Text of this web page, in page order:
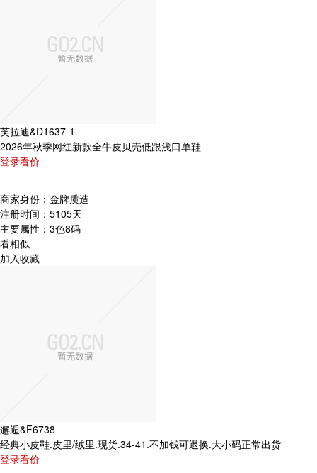
芙拉迪&D1637-1
2026年秋季网红新款全牛皮贝壳低跟浅口单鞋
登录看价
商家身份： 金牌质造
注册时间： 5105天
主要属性： 3色8码
看相似
加入收藏
邂逅&F6738
经典小皮鞋.皮里/绒里.现货.34-41.不加钱可退换.大小码正常出货
登录看价